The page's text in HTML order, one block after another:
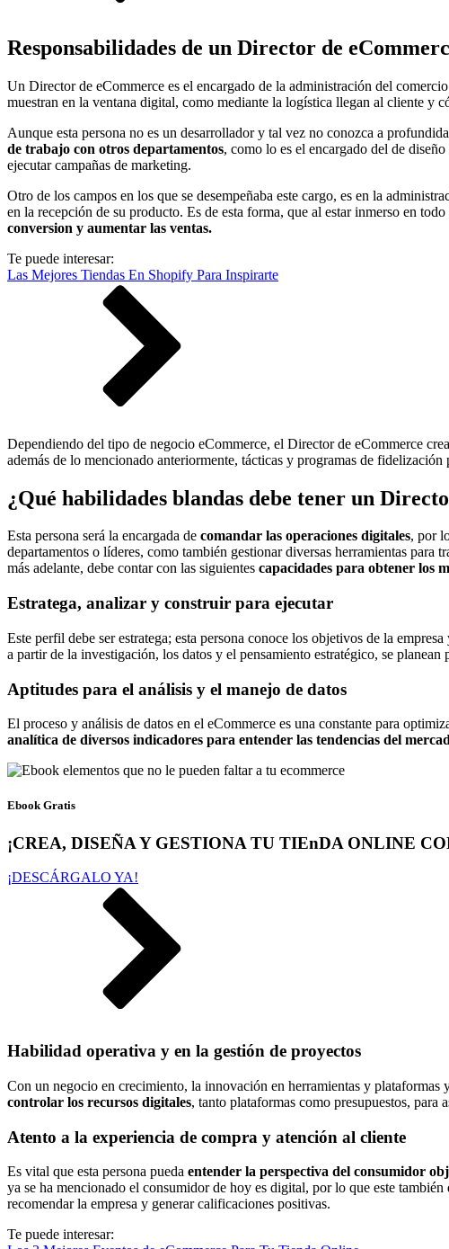
Responsabilidades de un Director de
Un Director de eCommerce es el encargado de la administración del
muestran en la ventana digital, como mediante la logística llegan al cliente y
Aunque esta persona no es un desarrollador y tal vez no conozca a
de trabajo con otros departamentos, como lo es el encargado del de
ejecutar campañas de marketing.
Otro de los campos en los que se desempeñaba este cargo, es en la
en la recepción de su producto. Es de esta forma, que al estar inmerso en
conversion y aumentar las ventas.
Te puede interesar:
Las Mejores Tiendas En Shopify Para Inspirarte
Dependiendo del tipo de negocio eCommerce, el Director de eCommerce
además de lo mencionado anteriormente, tácticas y programas de fidelización
¿Qué habilidades blandas debe tener un
Esta persona será la encargada de comandar las operaciones digitales, por
departamentos o líderes, como también gestionar diversas herramientas para
más adelante, debe contar con las siguientes capacidades para obtener los
Estratega, analizar y construir para ejecutar
Este perfil debe ser estratega; esta persona conoce los objetivos de la empresa
a partir de la investigación, los datos y el pensamiento estratégico, se
Aptitudes para el análisis y el manejo de datos
El proceso y análisis de datos en el eCommerce es una constante para
analítica de diversos indicadores para entender las tendencias del
Ebook Gratis
¡CREA, DISEÑA Y GESTIONA TU TIEnDA ONLINE
¡DESCÁRGALO YA!
Habilidad operativa y en la gestión de proyectos
Con un negocio en crecimiento, la innovación en herramientas y plataformas
controlar los recursos digitales, tanto plataformas como presupuestos,
Atento a la experiencia de compra y atención al cliente
Es vital que esta persona pueda entender la perspectiva del consumidor
ya se ha mencionado el consumidor de hoy es digital, por lo que este también
recomendar la empresa y generar calificaciones positivas.
Te puede interesar: